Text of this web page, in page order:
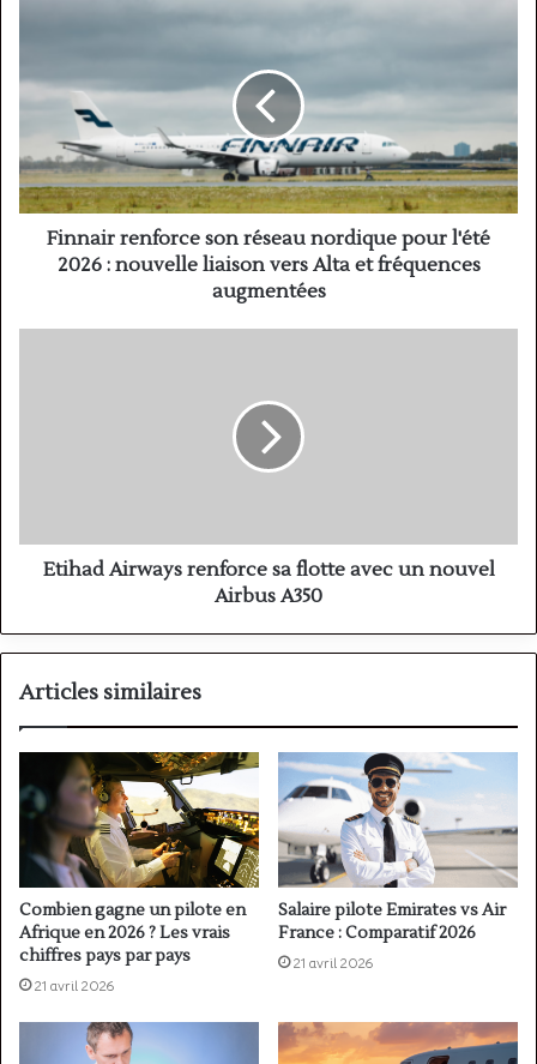
Finnair
réseau
nordique
pour
l'été
2026
:
nouvelle
liaison
et
Finnair renforce son réseau nordique pour l'été
2026 : nouvelle liaison vers Alta et fréquences
augmentées
Airbus
A350
Etihad Airways renforce sa flotte avec un nouvel
Airbus A350
Articles similaires
Combien gagne un pilote en
Afrique en 2026 ? Les vrais
chiffres pays par pays
21 avril 2026
Salaire pilote Emirates vs Air
France : Comparatif 2026
21 avril 2026